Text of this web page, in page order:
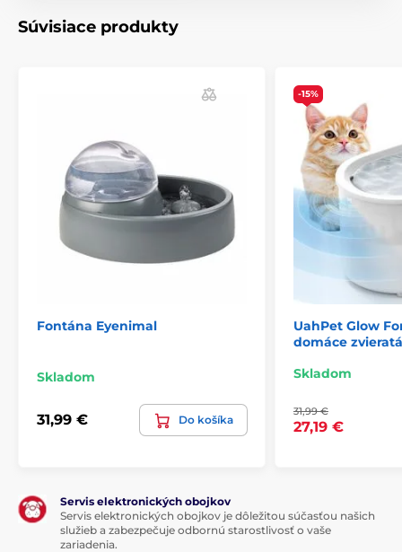
Súvisiace produkty
Fontána Eyenimal
Skladom
31,99 € Do košíka
-15%
UahPet Glow
domáce zvieratá
Skladom
31,99 €
27,19 €
Servis elektronických obojkov
Servis elektronických obojkov je dôležitou súčasťou našich
služieb a zabezpečuje odbornú starostlivosť o vaše
zariadenia.